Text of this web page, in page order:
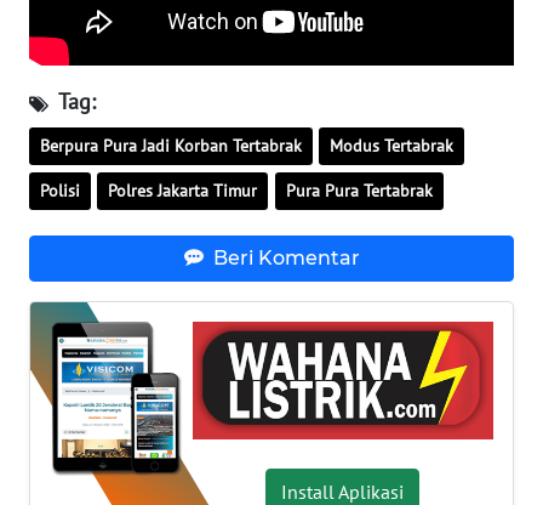
Tag:
Berpura Pura Jadi Korban Tertabrak Modus Tertabrak
Polisi Polres Jakarta Timur Pura Pura Tertabrak
Beri Komentar
Install Aplikasi
WN
WN
NTB
WN
WN
SULBAR
WN
BABEL